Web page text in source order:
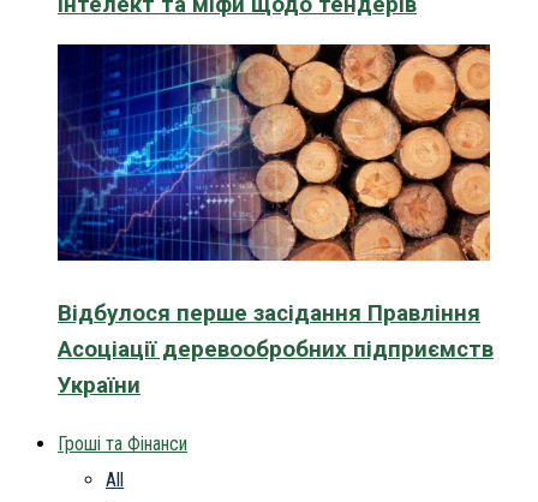
Відбулося перше засідання Правління
Асоціації деревообробних підприємств
України
Гроші та Фінанси
All